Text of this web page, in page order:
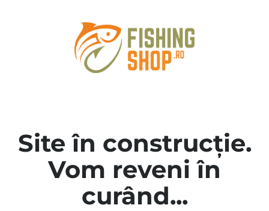
Site în construcție.
Vom reveni în
curând...